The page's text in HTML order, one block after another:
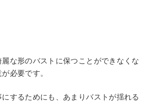
な形のバストに保つことができなくな
必要です。
するためにも、あまりバストが揺れる